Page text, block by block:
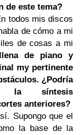
de este tema?
todos mis discos
de cómo a mi
de cosas a mi
de piano y
my pertinente
¿Podría
la síntesis
anteriores?
Supongo que el
la base de la